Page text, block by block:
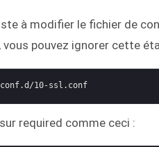
à modifier le fichier de
pouvez ignorer cette
10-ssl.conf
required comme ceci :